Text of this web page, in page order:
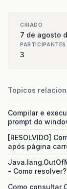
CRIADO
7 de agosto
PARTICIPANTES
3
Topicos
Compilar e
prompt do
[RESOLVIDO]
após página
- Como resolver?
Como consultar